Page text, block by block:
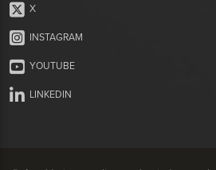
X
INSTAGRAM
YOUTUBE
LINKEDIN